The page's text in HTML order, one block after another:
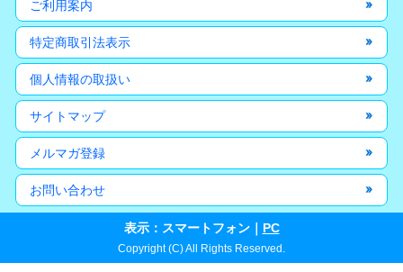
ご利用案内
特定商取引法表示
個人情報の取扱い
サイトマップ
メルマガ登録
お問い合わせ
表示：スマートフォン｜ PC
Copyright (C) All Rights Reserved.